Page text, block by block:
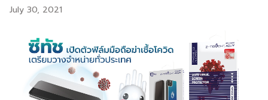
July 30, 2021